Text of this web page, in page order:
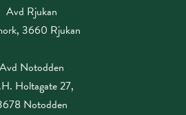
Avd Rjukan
3660 Rjukan
Avd Notodden
Holtagate 27,
Notodden